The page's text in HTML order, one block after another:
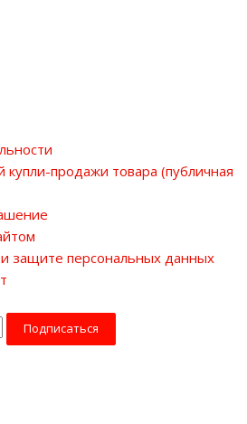
продажи товара (публичная
защите персональных данных